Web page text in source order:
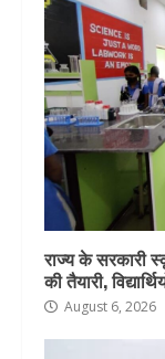
राज्य के सरकारी
की तैयारी,
August 6, 2026